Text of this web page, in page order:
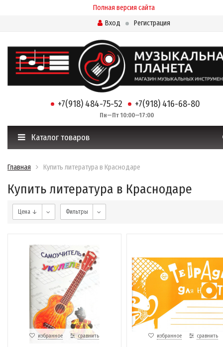
Полная версия сайта
Вход
Регистрация
+7(918) 484-75-52 +7(918) 416-68-80
Пн—Пт 10:00—17:00
Каталог товаров
Главная Купить литература в Краснодаре
Купить литература в Краснодаре
Цена ↓ Фильтры
избранное сравнить избранное сравнить